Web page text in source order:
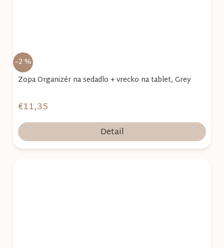
–2 %
Zopa Organizér na sedadlo + vrecko na tablet, Grey
€11,35
Detail